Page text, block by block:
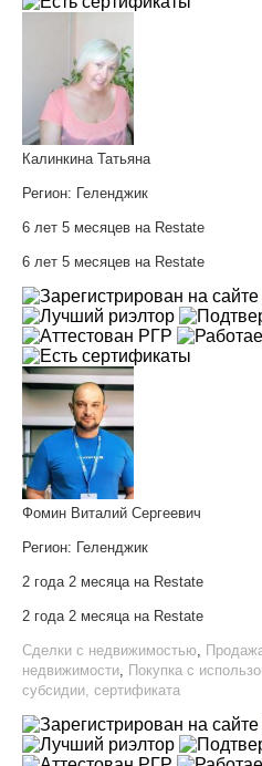
Калинкина Татьяна
Регион: Геленджик
6 лет 5 месяцев на Restate
6 лет 5 месяцев на Restate
Фомин Виталий Сергеевич
Регион: Геленджик
2 года 2 месяца на Restate
2 года 2 месяца на Restate
Сделки с недвижимостью,
недвижимости, Покупка с
субсидии, сертификата